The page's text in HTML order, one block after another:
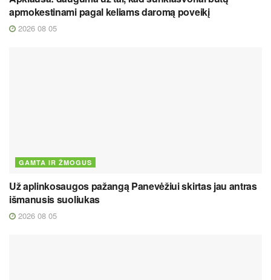
apmokestinami pagal keliams daromą poveikį
2026 08 05
GAMTA IR ŽMOGUS
Už aplinkosaugos pažangą Panevėžiui skirtas jau antras
išmanusis suoliukas
2026 08 05